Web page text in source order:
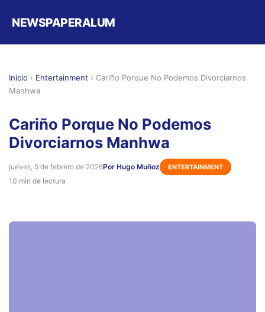
NEWSPAPERALUM
Inicio › Entertainment › Cariño Porque No Podemos Divorciarnos
Manhwa
Cariño Porque No Podemos
Divorciarnos Manhwa
jueves, 5 de febrero de 2026Por Hugo Muñoz ENTERTAINMENT
10 min de lectura